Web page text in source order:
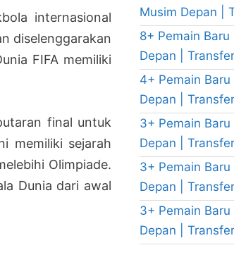
internasional
diselenggarakan
FIFA memiliki
final untuk
memiliki sejarah
Olimpiade.
Dunia dari awal
Musim Depan |
8+ Pemain
Depan |
4+ Pemain
Depan |
3+ Pemain
Depan |
3+ Pemain
Depan |
3+ Pemain
Depan |